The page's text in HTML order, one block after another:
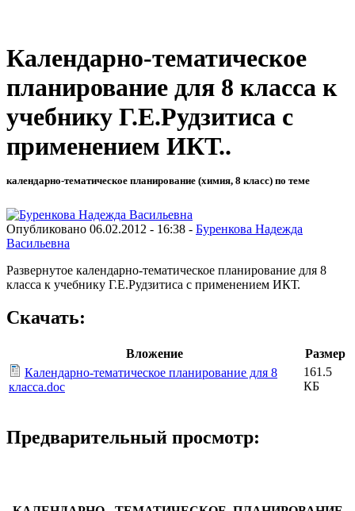
Календарно-тематическое
планирование для 8 класса к
учебнику Г.Е.Рудзитиса с
применением ИКТ..
календарно-тематическое планирование (химия, 8 класс) по теме
Опубликовано 06.02.2012 - 16:38 - Буренкова Надежда
Васильевна
Развернутое календарно-тематическое планирование для 8
класса к учебнику Г.Е.Рудзитиса с применением ИКТ.
Скачать:
Вложение
Размер
Календарно-тематическое планирование для 8
класса.doc
161.5
КБ
Предварительный просмотр: